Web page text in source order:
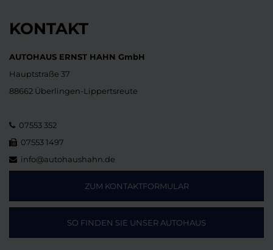
KONTAKT
AUTOHAUS ERNST HAHN GmbH
Hauptstraße 37
88662 Überlingen-Lippertsreute
07553 352
07553 1497
info@autohaushahn.de
ZUM KONTAKTFORMULAR
SO FINDEN SIE UNSER AUTOHAUS